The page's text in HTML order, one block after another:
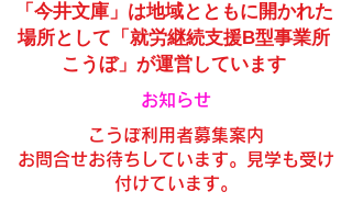
「今井文庫」は地域とともに開かれた
場所として 「就労継続支援B型事業所
こうぼ」が運営しています
​お知らせ
​こうぼ利用者募集案内
​お問合せお待ちしています。見学も受け
付けています。